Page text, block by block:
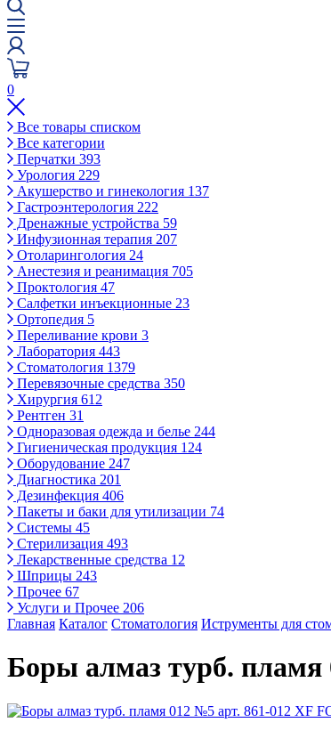
0
Все товары списком
Все категории
Перчатки 393
Урология 229
Акушерство и гинекология 137
Гастроэнтерология 222
Дренажные устройства 59
Инфузионная терапия 207
Отоларингология 24
Анестезия и реанимация 705
Проктология 47
Салфетки инъекционные 23
Ортопедия 5
Переливание крови 3
Лаборатория 443
Стоматология 1379
Перевязочные средства 350
Хирургия 612
Рентген 31
Одноразовая одежда и белье 244
Гигиеническая продукция 124
Оборудование 247
Диагностика 201
Дезинфекция 406
Пакеты и баки для утилизации 74
Системы 45
Стерилизация 493
Лекарственные средства 12
Шприцы 243
Прочее 67
Услуги и Прочее 206
Главная Каталог Стоматология Иструменты для
Боры алмаз турб. пламя